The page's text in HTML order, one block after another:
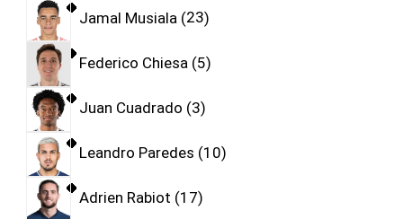
Jamal Musiala 23
Federico Chiesa 5
Juan Cuadrado 3
Leandro Paredes 10
Adrien Rabiot 17